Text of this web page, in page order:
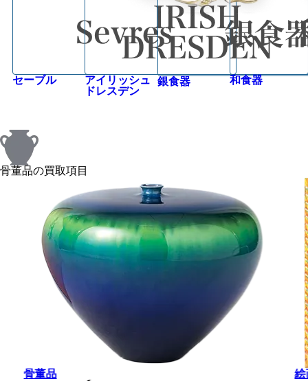
セーブル
アイリッシュ
ドレスデン
銀食器 和食器
骨董品の買取項目
骨董品 絵